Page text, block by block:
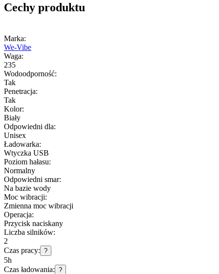
Cechy produktu
Marka:
We-Vibe
Waga:
235
Wodoodporność:
Tak
Penetracja:
Tak
Kolor:
Biały
Odpowiedni dla:
Unisex
Ładowarka:
Wtyczka USB
Poziom hałasu:
Normalny
Odpowiedni smar:
Na bazie wody
Moc wibracji:
Zmienna moc wibracji
Operacja:
Przycisk naciskany
Liczba silników:
2
Czas pracy: ?
5h
Czas ładowania: ?